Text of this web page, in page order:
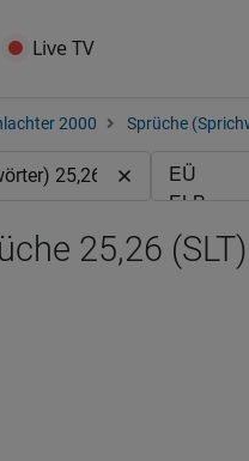
Live TV
2000 Sprüche
25,26 (SLT)